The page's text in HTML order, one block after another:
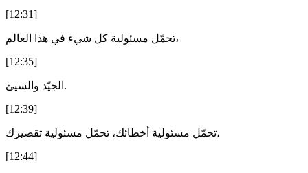
[12:31]
تحمّل مسئولية كل شيء في هذا العالم،
[12:35]
الجيّد والسيئ.
[12:39]
تحمّل مسئولية أخطائك، تحمّل مسئولية تقصيرك،
[12:44]